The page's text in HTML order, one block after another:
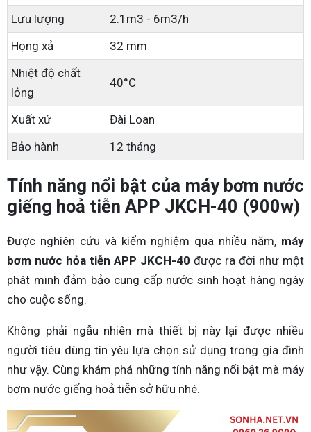
Lưu lượng
2.1m3 - 6m3/h
Họng xả
32 mm
Nhiệt độ chất
lỏng
40°C
Xuất xứ
Đài Loan
Bảo hành
12 tháng
Tính năng nổi bật của máy bơm nước
giếng hoả tiễn APP JKCH-40 (900w)
Được nghiên cứu và kiểm nghiệm qua nhiều năm, máy
bơm nước hỏa tiễn APP JKCH-40 được ra đời như một
phát minh đảm bảo cung cấp nước sinh hoạt hàng ngày
cho cuộc sống.
Không phải ngẫu nhiên mà thiết bị này lại được nhiều
người tiêu dùng tin yêu lựa chọn sử dụng trong gia đình
như vậy. Cùng khám phá những tính năng nổi bật mà máy
bơm nước giếng hoả tiễn sở hữu nhé.